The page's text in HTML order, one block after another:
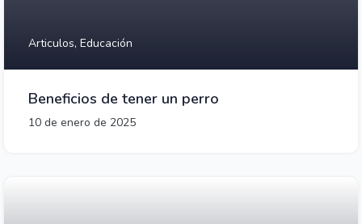
Articulos, Educación
Beneficios de tener un perro
10 de enero de 2025